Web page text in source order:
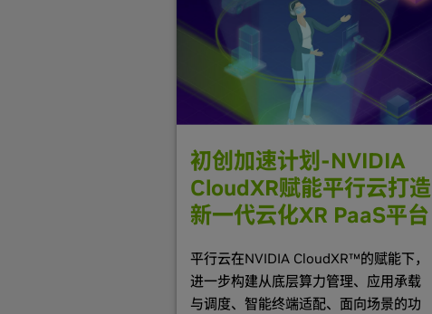
初创加速计划-NVIDIA
CloudXR赋能平行云打造
新一代云化XR PaaS平台
平行云在NVIDIA CloudXR™的赋能下，
进一步构建从底层算力管理、应用承载
与调度、智能终端适配、面向场景的功